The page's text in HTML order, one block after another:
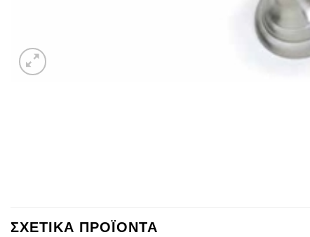
ΣΧΕΤΙΚΑ ΠΡΟΪΟΝΤΑ